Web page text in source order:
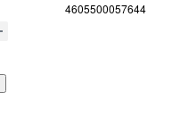
4605500057644